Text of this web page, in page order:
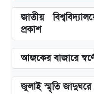
জাতীয়
প্রকাশ
আজকের বাজারে
জুলাই স্মৃতি জাদুঘরে